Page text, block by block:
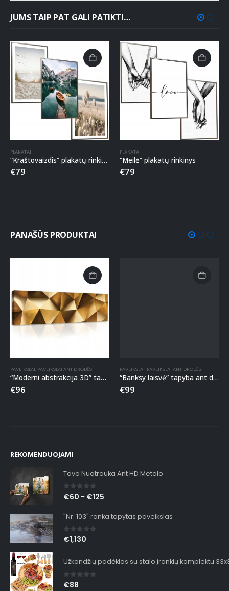
JUMS TAIP PAT GALI PATIKTI…
PLAKATAI
“Kraštovaizdis” plakatų rinkinys
€79
PLAKATAI
“Meilė” plakatų rinkinys
€79
PANAŠŪS PRODUKTAI
PAVEIKSLAI, PAVEIKSLAI ANT DROBĖS
“Moderni abstrakcija 3D” tapyba ant drobės
€96
PAVEIKSLAI, PAVEIKSLAI ANT DROBĖS
“Banksy laisvė” tapyba ant drobės
€99
REKOMENDUOJAMI
Tavo Nuotrauka Ant HD Metalo
0out of 5
€60 – €125
"Nr. 103" ranka tapytas paveikslas
0out of 5
€1,130
Užkandžių padėklas su stalo įrankių komplektu
0out of 5
€88